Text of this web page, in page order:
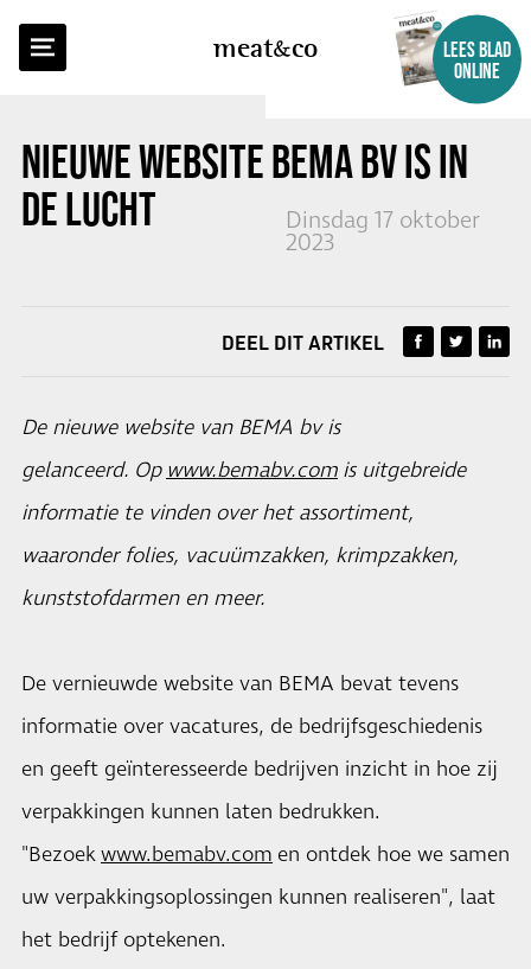
meatco
LEES BLAD
ONLINE
NIEUWE WEBSITE BEMA BV IS IN
DE LUCHT
Dinsdag 17 oktober
2023
TERUG NAAR OVERZICHT
DEEL DIT ARTIKEL
De nieuwe website van BEMA bv is
gelanceerd. Opwww.bemabv.com is uitgebreide
informatie te vinden over het assortiment,
waaronder folies, vacuümzakken, krimpzakken,
kunststofdarmen en meer.
De vernieuwde website van BEMA bevat tevens
informatie over vacatures, de bedrijfsgeschiedenis
en geeft geïnteresseerde bedrijven inzicht in hoe zij
verpakkingen kunnen laten bedrukken.
"Bezoekwww.bemabv.com en ontdek hoe we samen
uw verpakkingsoplossingen kunnen realiseren", laat
het bedrijf optekenen.